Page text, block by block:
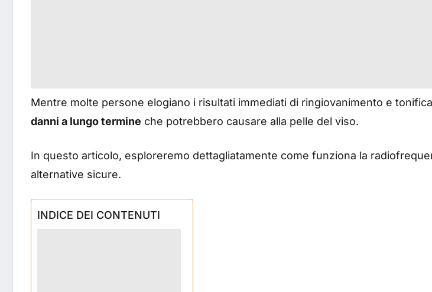
Mentre molte persone elogiano i risultati immediati di ringiovanimento e
danni a lungo termine che potrebbero causare alla pelle del viso.
In questo articolo, esploreremo dettagliatamente come funziona la
alternative sicure.
INDICE DEI CONTENUTI